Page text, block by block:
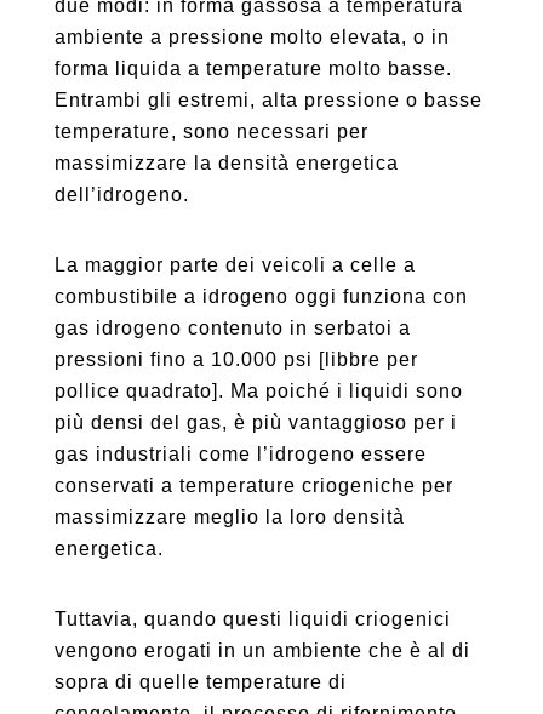
due modi: in forma gassosa a temperatura
ambiente a pressione molto elevata, o in
forma liquida a temperature molto basse.
Entrambi gli estremi, alta pressione o basse
temperature, sono necessari per
massimizzare la densità energetica
dell’idrogeno.
La maggior parte dei veicoli a celle a
combustibile a idrogeno oggi funziona con
gas idrogeno contenuto in serbatoi a
pressioni fino a 10.000 psi [libbre per
pollice quadrato]. Ma poiché i liquidi sono
più densi del gas, è più vantaggioso per i
gas industriali come l’idrogeno essere
conservati a temperature criogeniche per
massimizzare meglio la loro densità
energetica.
Tuttavia, quando questi liquidi criogenici
vengono erogati in un ambiente che è al di
sopra di quelle temperature di